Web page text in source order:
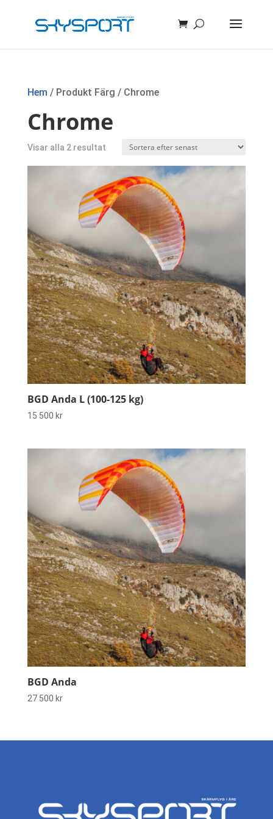
Hem / Produkt Färg / Chrome
Chrome
Visar alla 2 resultatSortera
efter
senaste
BGD Anda L (100-125 kg)
15 500 kr
BGD Anda
27 500 kr